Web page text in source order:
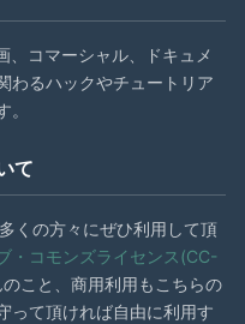
コマーシャル、ドキュメ
わるハックやチュートリア
て
くの方々にぜひ利用して頂
・コモンズライセンス(CC-
こと、商用利用もこちらの
って頂ければ自由に利用す